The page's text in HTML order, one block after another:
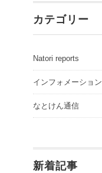
カテゴリー
Natori reports
インフォメーション
なとけん通信
新着記事